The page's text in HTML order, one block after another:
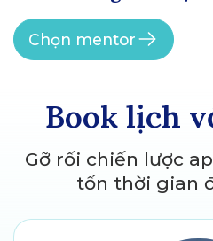
Chọn mentor
Book lịch
Gỡ rối chiến lược
tốn thời gian